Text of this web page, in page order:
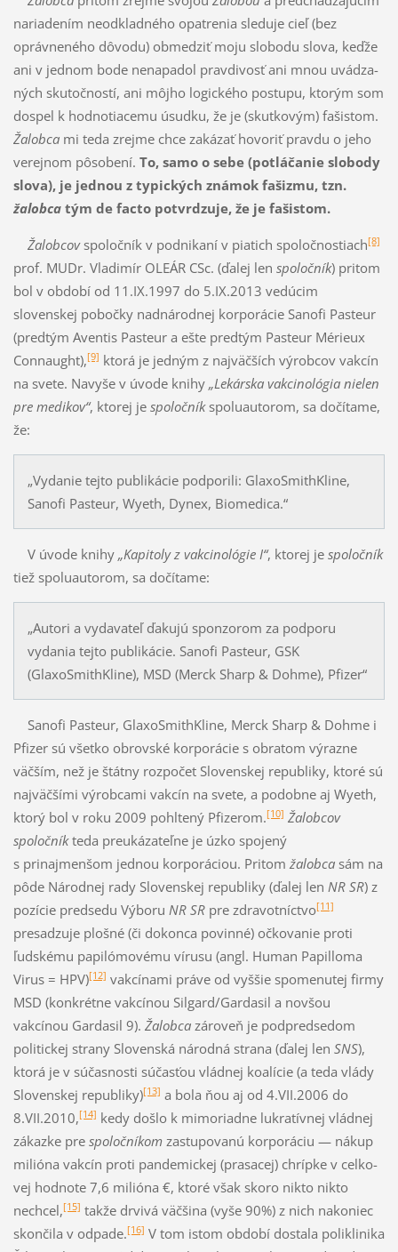
nariadením neodkladného opatrenia sleduje cieľ (bez
oprávneného dôvodu) obmedziť moju slobodu slova, keďže
ani v jednom bode ne­na­padol pravdivosť ani mnou uvá­dza­
ných skutočností, ani môjho logického postupu, ktorým som
do­spel k hodnotiacemu úsudku, že je (skutkovým) fašistom.
Žalobcami teda zrejme chce zakázať hovoriť pravdu o jeho
ve­rej­nom pôsobení. To, samo o sebe (potláčanie slobody
slova), je jednou z ty­pických známok fašizmu, tzn.
žalobcatým de facto potvrdzuje, že je fašistom.
Žalobcovspoločník v podnikaní v piatich spoločnostiach[8]
prof. MUDr. Vladimír OLEÁR CSc. (ďalej len spoločník) pritom
bol v období od 11.IX.1997 do 5.IX.2013 vedúcim
slovenskej pobočky nad­ná­rodnej korpo­rá­cie Sanofi Pasteur
(pred­tým Aventis Pasteur a ešte predtým Pasteur Mérieux
Con­naught),[9] ktorá je jedným z najväč­ších výrobcov vakcín
na svete. Navyše v úvode knihy „Le­kár­ska vakcinológia nielen
pre medikov“, ktorej je spoločníkspoluautorom, sa dočítame,
že:
„Vydanie tejto publikácie podporili: GlaxoSmithKline,
Sanofi Pasteur, Wyeth, Dynex, Bio­medi­ca.“
V úvode knihy „Kapitoly z vakcinológie I“, ktorej je spoločník
tiež spoluautorom, sa dočítame:
„Autori a vydavateľ ďakujú sponzorom za podporu
vydania tejto publikácie. Sanofi Pasteur, GSK
(GlaxoSmithKline), MSD (Merck Sharp & Dohme), Pfizer“
Sanofi Pasteur, GlaxoSmithKline, Merck Sharp & Dohme i
Pfizer sú všetko obrovské korporácie s obratom výrazne
väčším, než je štátny rozpočet Slovenskej republiky, ktoré sú
najväčšími výrob­cami vakcín na svete, a podobne aj Wyeth,
ktorý bol v roku 2009 pohltený Pfizerom.[10] Žalobcov
spoločníkteda preukázateľne je úz­ko spojený
s prinajmenšom jednou kor­porá­ciou. Pritom žalobcasám na
pôde Národnej rady Slovenskej republiky (ďalej len NR SR) z
pozície predsedu Výboru NR SRpre zdravotníctvo[11]
presadzuje plošné (či dokonca povinné) očkovanie proti
ľudskému papiló­mo­vému vírusu (angl. Human Papilloma
Virus = HPV)[12] vakcínami práve od vyššie spomenutej firmy
MSD (konkrétne vakcínou Silgard/Gardasil a novšou
vakcínou Gardasil 9). Žalobcazároveň je podpredse­dom
politickej strany Slovenská národná strana (ďalej len SNS),
ktorá je v súčas­nosti súčasťou vládnej koalície (a teda vlá­dy
Slo­ven­skej re­publi­ky)[13] a bola ňou aj od 4.VII.2006 do
8.VII.2010,[14] kedy došlo k mimoriad­ne lukratívnej vlád­nej
zá­kazke pre spoločníkomzastupovanú kor­po­ráciu — nákup
milióna vakcín proti pandemic­kej (pra­sacej) chríp­ke v celko­
vej hodnote 7,6 mi­lióna €, ktoré však skoro nikto nikto
nechcel,[15] takže drvivá väčšina (vyše 90%) z nich nakoniec
skončila v odpade.[16] V tom istom obdo­bí dostala poliklini­ka